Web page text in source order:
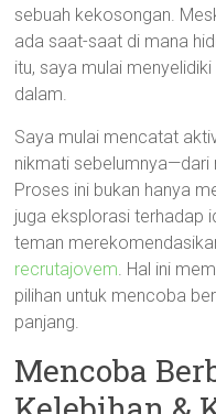
sebuah kekosongan.
ada saat-saat di mana
itu, saya mulai
dalam.
Saya mulai mencatat
nikmati sebelumnya—dari
Proses ini bukan hanya
juga eksplorasi terhadap
teman
recrutajovem. Hal ini
pilihan untuk mencoba
panjang.
Mencoba